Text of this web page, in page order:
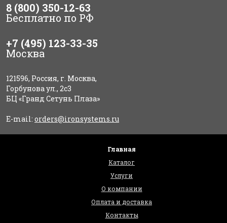
8 (800) 350-12-63
Бесплатно по РФ
+7 (495) 123-33-35
Москва
121596, Россия, г. Москва,
Горбунова ул., 2с3
БЦ «Гранд Сетунь Плаза»
E-mail: orders@ironsystems.ru
Главная
Каталог
Услуги
О компании
Оплата и доставка
Контакты